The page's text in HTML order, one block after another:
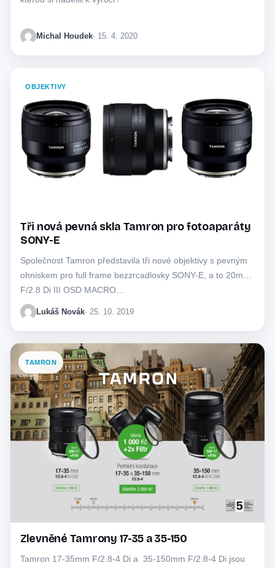
Michal Houdek· 15. 4. 2020
OBJEKTIVY
Tři nová pevná skla Tamron pro fotoaparáty
SONY-E
Společnost Tamron představila tři nové objektivy s pevným
ohniskem pro full frame bezzrcadlovky SONY-E, a to 20mm
F/2.8 Di III OSD MACRO…
Lukáš Novák· 25. 10. 2019
TAMRON
Zlevněné Tamrony 17-35 a 35-150
Tamron 17-35mm F/2.8-4 Di a 35-150mm F/2.8-4 Di jsou